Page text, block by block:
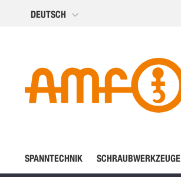
Direkt
DEUTSCH
SPANNTECHNIK SCHRAUBWERKZEUGE